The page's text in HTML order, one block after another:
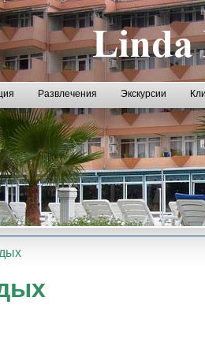
Развлечения Экскурсии